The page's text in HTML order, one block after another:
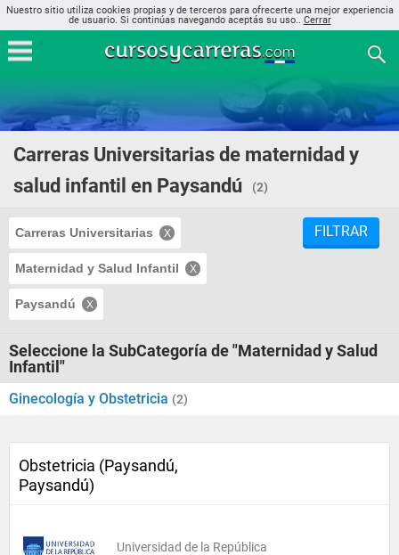
Nuestro sitio utiliza cookies propias y de terceros para ofrecerte una mejor experiencia
de usuario. Si continúas navegando aceptás su uso.. Cerrar
Carreras Universitarias de maternidad y
salud infantil en Paysandú
(2)
Carreras Universitarias
Maternidad y Salud Infantil
Paysandú
FILTRAR
Seleccione la SubCategoría de "Maternidad y Salud
Infantil"
Ginecología y Obstetricia (2)
Obstetricia (Paysandú,
Paysandú)
Universidad de la República